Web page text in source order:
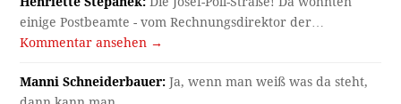
einige Postbeamte - vom Rechnungsdirektor der…
Kommentar ansehen →
Manni Schneiderbauer: Ja, wenn man weiß was da steht,